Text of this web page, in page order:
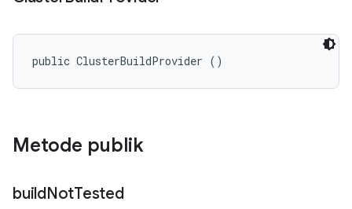
public ClusterBuildProvider ()
Metode publik
buildNotTested